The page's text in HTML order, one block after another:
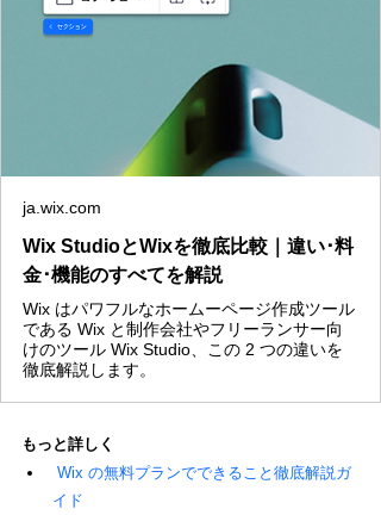
ja.wix.com
Wix StudioとWixを徹底比較｜違い･料
金･機能のすべてを解説
Wix はパワフルなホームーページ作成ツール
である Wix と制作会社やフリーランサー向
けのツール Wix Studio、この 2 つの違いを
徹底解説します。
もっと詳しく
Wix の無料プランでできること徹底解説ガ
イド